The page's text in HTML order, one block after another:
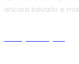
ancora salvarlo e